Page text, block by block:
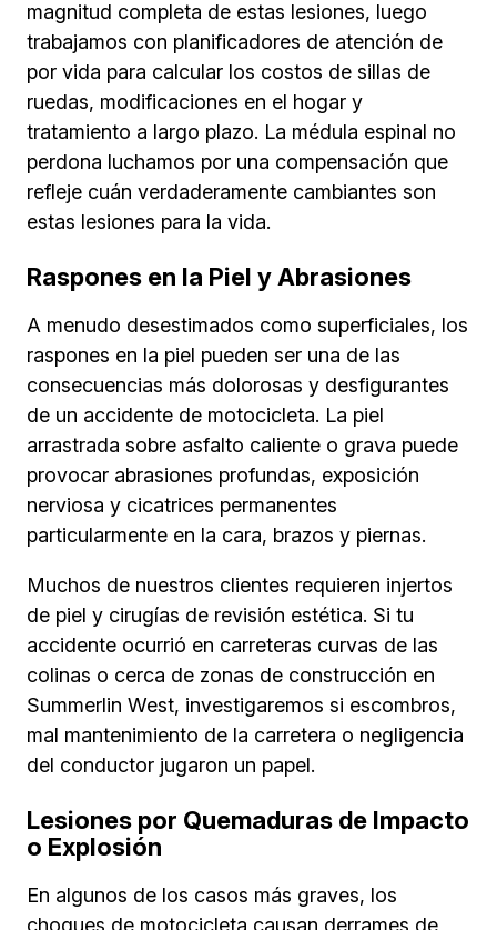
magnitud completa de estas lesiones, luego
trabajamos con planificadores de atención de
por vida para calcular los costos de sillas de
ruedas, modificaciones en el hogar y
tratamiento a largo plazo. La médula espinal no
perdona luchamos por una compensación que
refleje cuán verdaderamente cambiantes son
estas lesiones para la vida.
Raspones en la Piel y Abrasiones
A menudo desestimados como superficiales, los
raspones en la piel pueden ser una de las
consecuencias más dolorosas y desfigurantes
de un accidente de motocicleta. La piel
arrastrada sobre asfalto caliente o grava puede
provocar abrasiones profundas, exposición
nerviosa y cicatrices permanentes
particularmente en la cara, brazos y piernas.
Muchos de nuestros clientes requieren injertos
de piel y cirugías de revisión estética. Si tu
accidente ocurrió en carreteras curvas de las
colinas o cerca de zonas de construcción en
Summerlin West, investigaremos si escombros,
mal mantenimiento de la carretera o negligencia
del conductor jugaron un papel.
Lesiones por Quemaduras de Impacto
o Explosión
En algunos de los casos más graves, los